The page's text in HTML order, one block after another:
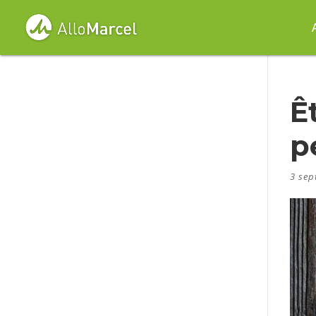
3